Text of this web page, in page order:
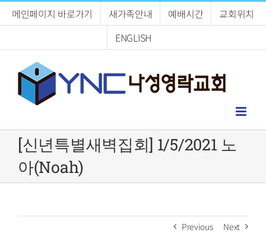
메인페이지 바로가기 새가족안내 예배시간
교회위치
ENGLISH
[신년특별새벽집회] 1/5/2021 노
아(Noah)
Previous Next